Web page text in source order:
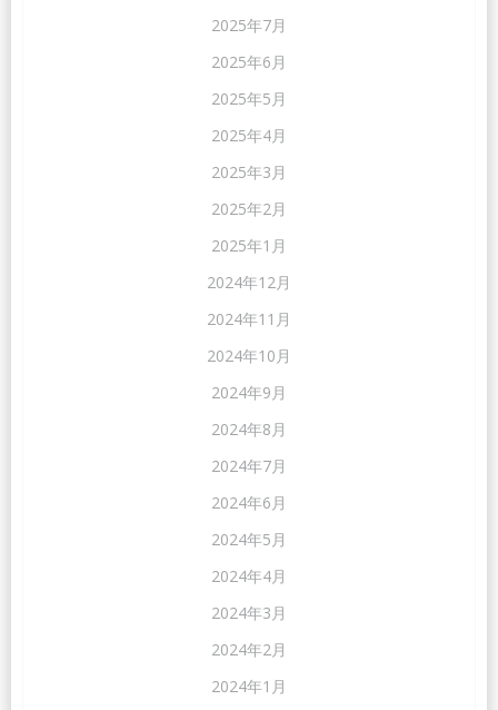
2025年7月
2025年6月
2025年5月
2025年4月
2025年3月
2025年2月
2025年1月
2024年12月
2024年11月
2024年10月
2024年9月
2024年8月
2024年7月
2024年6月
2024年5月
2024年4月
2024年3月
2024年2月
2024年1月